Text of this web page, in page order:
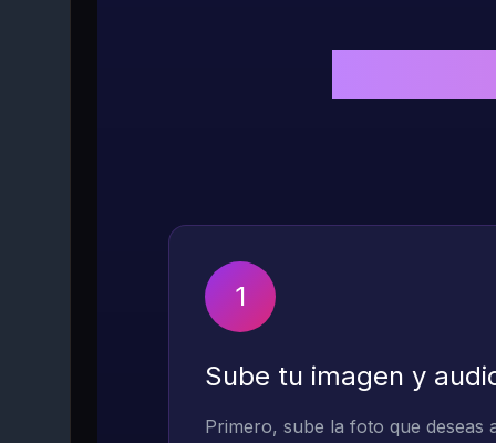
1
Sube tu imagen y
Primero, sube la foto que